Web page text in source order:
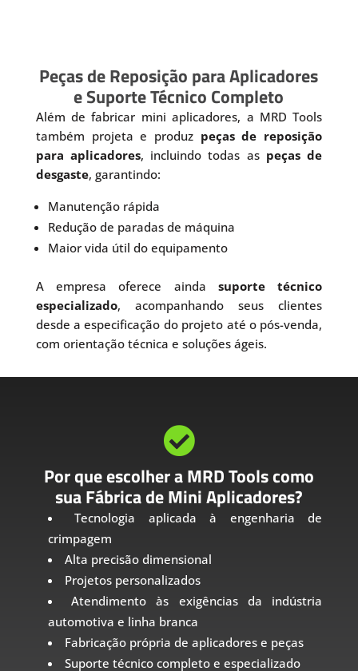
Peças de Reposição para Aplicadores
e Suporte Técnico Completo
Além de fabricar mini aplicadores, a MRD Tools
também projeta e produz peças de reposição
para aplicadores, incluindo todas as peças de
desgaste, garantindo:
Manutenção rápida
Redução de paradas de máquina
Maior vida útil do equipamento
A empresa oferece ainda suporte técnico
especializado, acompanhando seus clientes
desde a especificação do projeto até o pós-venda,
com orientação técnica e soluções ágeis.

Por que escolher a MRD Tools como
sua Fábrica de Mini Aplicadores?
Tecnologia aplicada à engenharia de
crimpagem
Alta precisão dimensional
Projetos personalizados
Atendimento às exigências da indústria
automotiva e linha branca
Fabricação própria de aplicadores e peças
Suporte técnico completo e especializado